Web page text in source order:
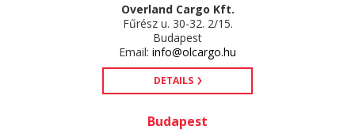
Overland Cargo Kft.
Fűrész u. 30-32. 2/15.
Budapest
Email: info@olcargo.hu
DETAILS
Budapest